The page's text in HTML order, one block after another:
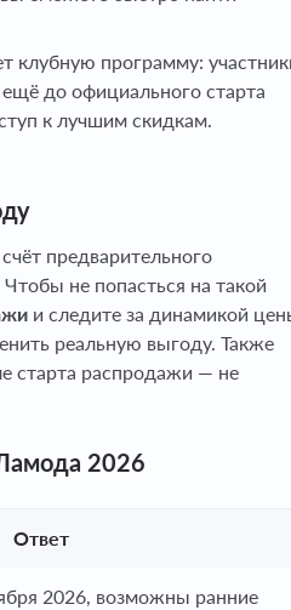
клубную программу:
до официального старта
к лучшим скидкам.
предварительного
не попасться на такой
и следите за динамикой
реальную выгоду. Также
старта распродажи — не
2026
Ответ
2026, возможны ранние